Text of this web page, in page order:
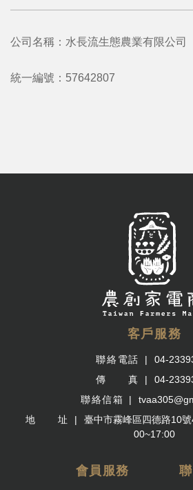
公司名稱：水長流生態農業有限公司
統一編號：57642807
客戶服務
聯絡電話
04-
傳 真
04-
聯絡信箱
地 址
臺中市霧峰區四德路10
00~17:00
會員服務